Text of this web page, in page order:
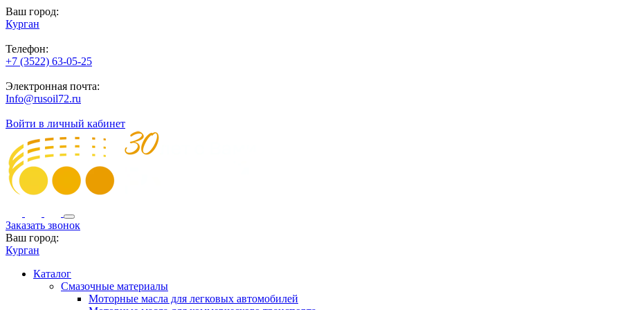
Ваш город:
Курган
Телефон:
+7 (3522) 63-05-25
Электронная почта:
Info@rusoil72.ru
Войти в личный кабинет
Заказать звонок
Ваш город:
Курган
Каталог
Смазочные материалы
Моторные масла для легковых автомобилей